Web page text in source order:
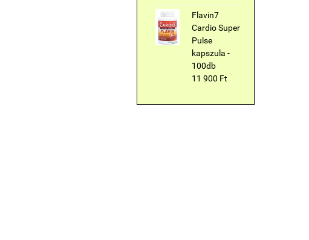
Flavin7
Cardio Super
Pulse
kapszula -
100db
11 900 Ft